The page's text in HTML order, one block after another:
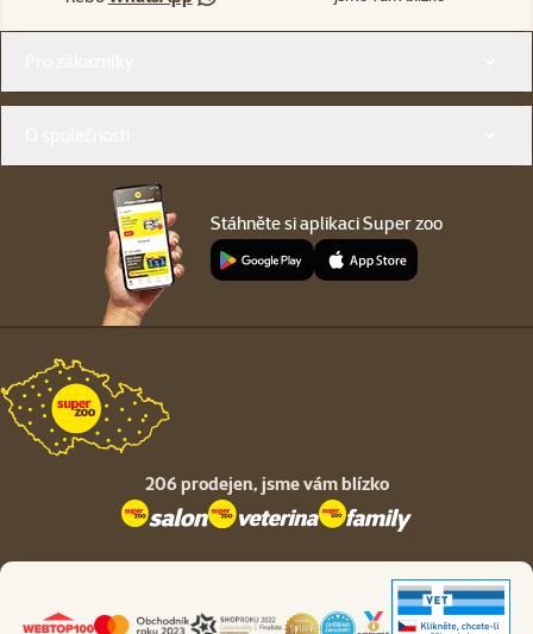
Stáhněte si aplikaci Super zoo
206 prodejen, jsme vám blízko